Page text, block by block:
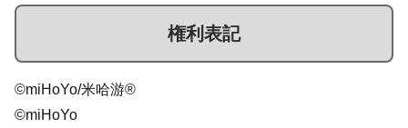
権利表記
©miHoYo/米哈游®
©miHoYo